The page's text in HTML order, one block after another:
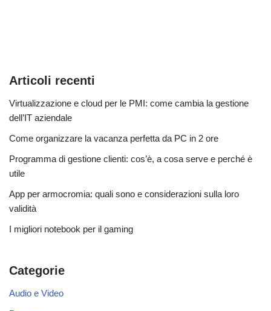
Articoli recenti
Virtualizzazione e cloud per le PMI: come cambia la gestione
dell’IT aziendale
Come organizzare la vacanza perfetta da PC in 2 ore
Programma di gestione clienti: cos’è, a cosa serve e perché è
utile
App per armocromia: quali sono e considerazioni sulla loro
validità
I migliori notebook per il gaming
Categorie
Audio e Video